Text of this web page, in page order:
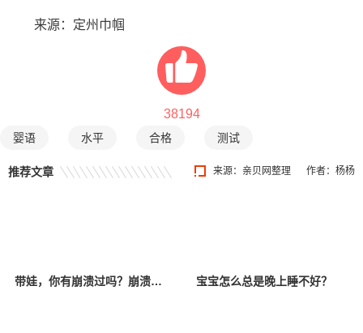
来源：定州巾帼
38194
婴语 水平 合格 测试
来源：亲贝网整理 作者：杨杨
推荐文章
带娃，你有崩溃过吗？崩溃以后该怎么办？ 宝宝怎么总是晚上睡不好？